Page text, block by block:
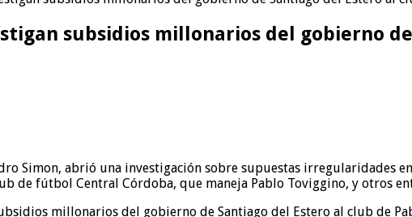
subsidios millonarios del gobierno
Simon, abrió una investigación sobre supuestas irregularidades
de fútbol Central Córdoba, que maneja Pablo Toviggino, y otros